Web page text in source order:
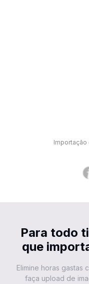
Para todo
que
Elimine horas gastas
faça upload de